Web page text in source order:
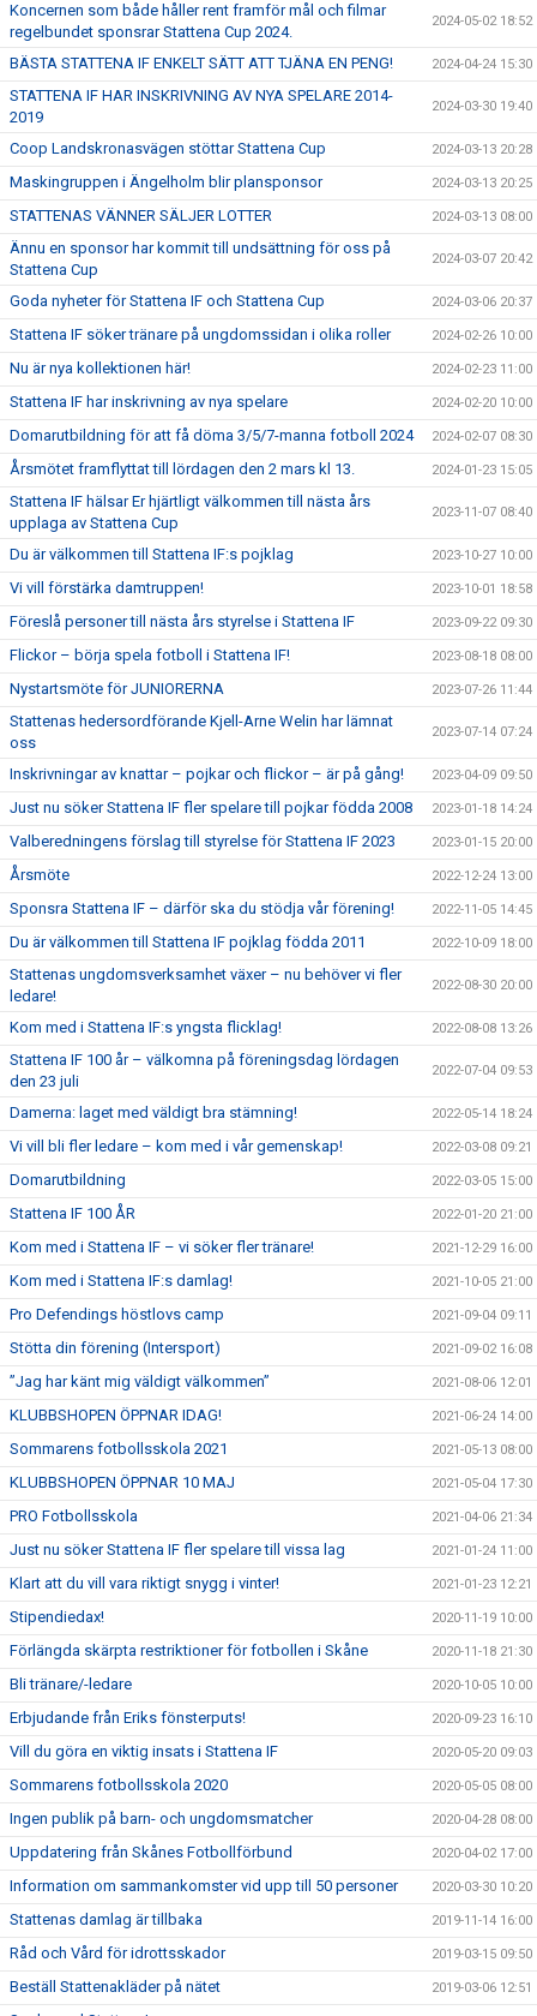
Koncernen som både håller rent framför mål och filmar
regelbundet sponsrar Stattena Cup 2024.
2024-05-02 18:52
BÄSTA STATTENA IF ENKELT SÄTT ATT TJÄNA EN PENG! 2024-04-24 15:30
STATTENA IF HAR INSKRIVNING AV NYA SPELARE 2014-
2019
2024-03-30 19:40
Coop Landskronasvägen stöttar Stattena Cup 2024-03-13 20:28
Maskingruppen i Ängelholm blir plansponsor 2024-03-13 20:25
STATTENAS VÄNNER SÄLJER LOTTER 2024-03-13 08:00
Ännu en sponsor har kommit till undsättning för oss på
Stattena Cup
2024-03-07 20:42
Goda nyheter för Stattena IF och Stattena Cup 2024-03-06 20:37
Stattena IF söker tränare på ungdomssidan i olika roller 2024-02-26 10:00
Nu är nya kollektionen här! 2024-02-23 11:00
Stattena IF har inskrivning av nya spelare 2024-02-20 10:00
Domarutbildning för att få döma 3/5/7-manna fotboll 2024 2024-02-07 08:30
Årsmötet framflyttat till lördagen den 2 mars kl 13. 2024-01-23 15:05
Stattena IF hälsar Er hjärtligt välkommen till nästa års
upplaga av Stattena Cup
2023-11-07 08:40
Du är välkommen till Stattena IF:s pojklag 2023-10-27 10:00
Vi vill förstärka damtruppen! 2023-10-01 18:58
Föreslå personer till nästa års styrelse i Stattena IF 2023-09-22 09:30
Flickor – börja spela fotboll i Stattena IF! 2023-08-18 08:00
Nystartsmöte för JUNIORERNA 2023-07-26 11:44
Stattenas hedersordförande Kjell-Arne Welin har lämnat
oss
2023-07-14 07:24
Inskrivningar av knattar – pojkar och flickor – är på gång! 2023-04-09 09:50
Just nu söker Stattena IF fler spelare till pojkar födda 2008 2023-01-18 14:24
Valberedningens förslag till styrelse för Stattena IF 2023 2023-01-15 20:00
Årsmöte 2022-12-24 13:00
Sponsra Stattena IF – därför ska du stödja vår förening! 2022-11-05 14:45
Du är välkommen till Stattena IF pojklag födda 2011 2022-10-09 18:00
Stattenas ungdomsverksamhet växer – nu behöver vi fler
ledare!
2022-08-30 20:00
Kom med i Stattena IF:s yngsta flicklag! 2022-08-08 13:26
Stattena IF 100 år – välkomna på föreningsdag lördagen
den 23 juli
2022-07-04 09:53
Damerna: laget med väldigt bra stämning! 2022-05-14 18:24
Vi vill bli fler ledare – kom med i vår gemenskap! 2022-03-08 09:21
Domarutbildning 2022-03-05 15:00
Stattena IF 100 ÅR 2022-01-20 21:00
Kom med i Stattena IF – vi söker fler tränare! 2021-12-29 16:00
Kom med i Stattena IF:s damlag! 2021-10-05 21:00
Pro Defendings höstlovs camp 2021-09-04 09:11
Stötta din förening (Intersport) 2021-09-02 16:08
”Jag har känt mig väldigt välkommen” 2021-08-06 12:01
KLUBBSHOPEN ÖPPNAR IDAG! 2021-06-24 14:00
Sommarens fotbollsskola 2021 2021-05-13 08:00
KLUBBSHOPEN ÖPPNAR 10 MAJ 2021-05-04 17:30
PRO Fotbollsskola 2021-04-06 21:34
Just nu söker Stattena IF fler spelare till vissa lag 2021-01-24 11:00
Klart att du vill vara riktigt snygg i vinter! 2021-01-23 12:21
Stipendiedax! 2020-11-19 10:00
Förlängda skärpta restriktioner för fotbollen i Skåne 2020-11-18 21:30
Bli tränare/-ledare 2020-10-05 10:00
Erbjudande från Eriks fönsterputs! 2020-09-23 16:10
Vill du göra en viktig insats i Stattena IF 2020-05-20 09:03
Sommarens fotbollsskola 2020 2020-05-05 08:00
Ingen publik på barn- och ungdomsmatcher 2020-04-28 08:00
Uppdatering från Skånes Fotbollförbund 2020-04-02 17:00
Information om sammankomster vid upp till 50 personer 2020-03-30 10:20
Stattenas damlag är tillbaka 2019-11-14 16:00
Råd och Vård för idrottsskador 2019-03-15 09:50
Beställ Stattenakläder på nätet 2019-03-06 12:51